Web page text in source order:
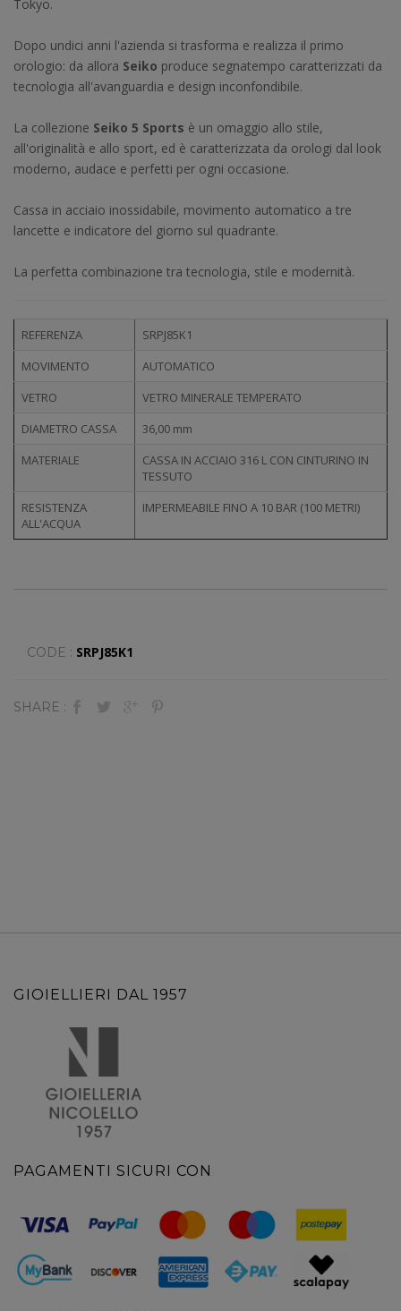
Tokyo.
Dopo undici anni l'azienda si trasforma e realizza il primo
orologio: da allora Seiko produce segnatempo caratterizzati da
tecnologia all'avanguardia e design inconfondibile.
La collezione Seiko 5 Sports è un omaggio allo stile,
all'originalità e allo sport, ed è caratterizzata da orologi dal look
moderno, audace e perfetti per ogni occasione.
Cassa in acciaio inossidabile, movimento automatico a tre
lancette e indicatore del giorno sul quadrante.
La perfetta combinazione tra tecnologia, stile e modernità.
REFERENZA
SRPJ85K1
MOVIMENTO
AUTOMATICO
VETRO
VETRO MINERALE TEMPERATO
DIAMETRO CASSA
36,00 mm
MATERIALE
CASSA IN ACCIAIO 316 L CON CINTURINO IN
TESSUTO
RESISTENZA
ALL'ACQUA
IMPERMEABILE FINO A 10 BAR (100 METRI)
CODE : SRPJ85K1
SHARE :
GIOIELLIERI DAL 1957
PAGAMENTI SICURI CON